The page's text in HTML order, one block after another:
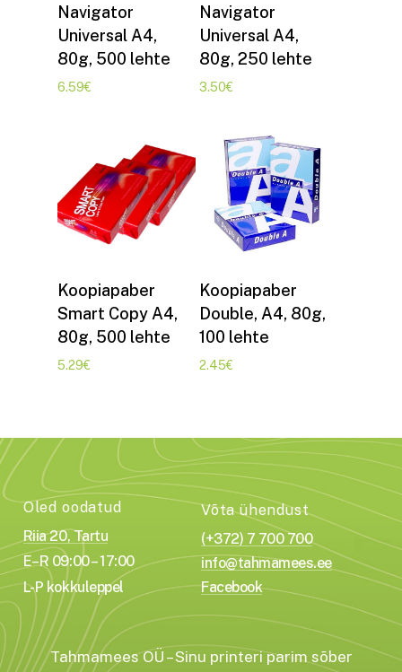
Navigator
Universal A4,
80g, 500 lehte
6.59€
Navigator
Universal A4,
80g, 250 lehte
3.50€
Lisa korvi
Koopiapaber
Smart Copy A4,
80g, 500 lehte
5.29€
Lisa korvi
Koopiapaber
Double, A4, 80g,
100 lehte
2.45€
Oled oodatud
Riia 20, Tartu
E–R 09:00 – 17:00
L-P kokkuleppel
Võta ühendust
(+372) 7 700 700
info@tahmamees.ee
Facebook
Tahmamees OÜ – Sinu printeri parim sõber